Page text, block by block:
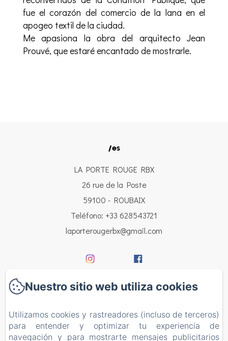
fue el corazón del comercio de la lana en el
apogeo textil de la ciudad.
Me apasiona la obra del arquitecto Jean
Prouvé, que estaré encantado de mostrarle.
/es
LA PORTE ROUGE RBX
26 rue de la Poste
59100 - ROUBAIX
Teléfono: +33 628543721
laporterougerbx@gmail.com
Inicio
Las habitaciones
Nuestro sitio web utiliza cookies
Utilizamos cookies y rastreadores (incluso de terceros)
para entender y optimizar tu experiencia de
navegación y para mostrarte mensajes publicitarios